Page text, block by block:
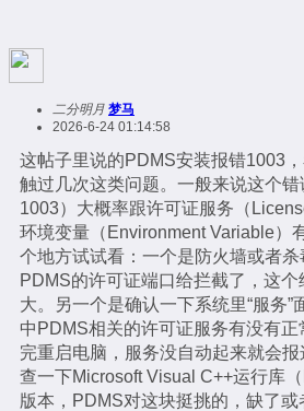
二分明月 梦马
2026-6-24 01:14:58
这帖子里说的PDMS安装报错1003
触过几次这类问题。一般来说这个
1003）大概率跟许可证服务（
环境变量（Environment Variable）
个地方试试看：一个是防火墙或者
PDMS的许可证端口给拦截了，这
大。另一个是确认一下系统里“服务”
中PDMS相关的许可证服务有没有
完重启电脑，服务没自动起来就会
查一下Microsoft Visual C++运行库
版本，PDMS对这块挺挑的，缺了或